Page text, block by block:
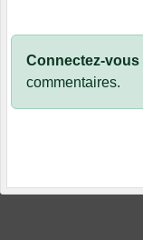
Connectez-vous
commentaires.